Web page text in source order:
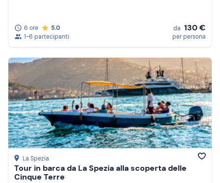
6 ore
5.0
1-6 partecipanti
da 130 €
per persona
La Spezia
Tour in barca da La Spezia alla scoperta delle
Cinque Terre